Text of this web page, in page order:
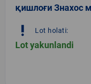
қишлоғи Знахос
priority_high Lot holati:
Lot yakunlandi